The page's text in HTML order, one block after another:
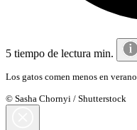
5 tiempo de lectura min.
Los gatos comen menos en verano.
© Sasha Chornyi / Shutterstock